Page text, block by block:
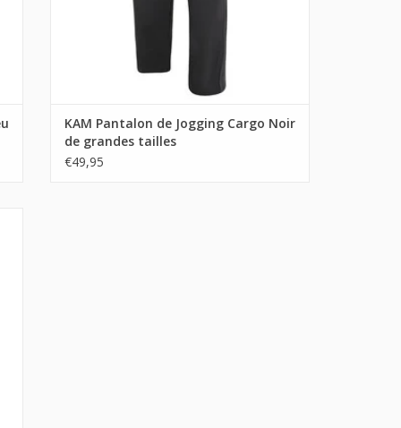
KAM Pantalon de Jogging Cargo Noir
de grandes tailles
€49,95